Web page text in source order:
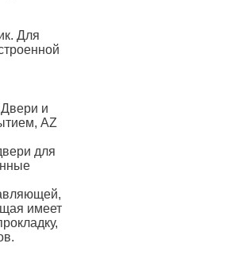
Для
Двери и
AZ
для
имеет